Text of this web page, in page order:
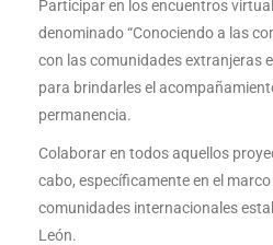
Participar en los encuentros
denominado “Conociendo a las
con las comunidades extranjeras
para brindarles el
permanencia.
Colaborar en todos aquellos
cabo, específicamente en el
comunidades internacionales
León.